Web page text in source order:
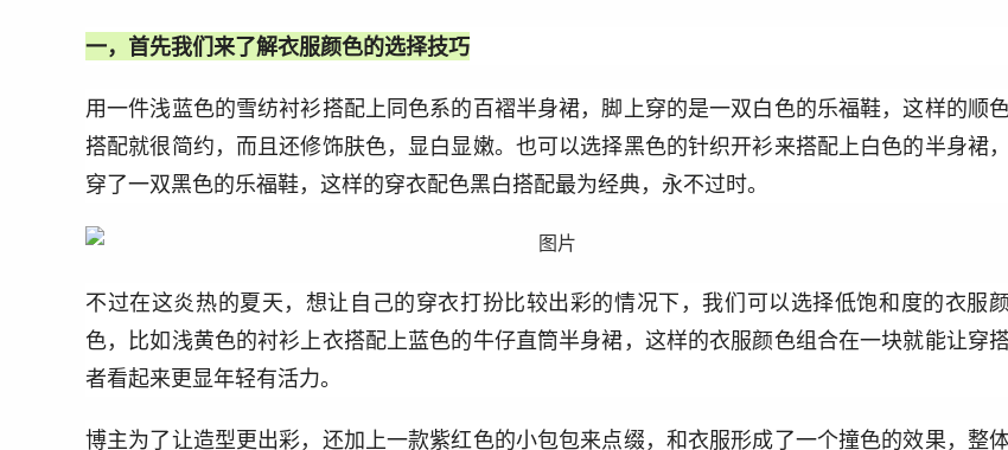
一，首先我们来了解衣服颜色的选择技巧
用一件浅蓝色的雪纺衬衫搭配上同色系的百褶半身裙，脚上穿的是一双白色的乐福鞋，这样的顺
搭配就很简约，而且还修饰肤色，显白显嫩。也可以选择黑色的针织开衫来搭配上白色的半身裙，
穿了一双黑色的乐福鞋，这样的穿衣配色黑白搭配最为经典，永不过时。
不过在这炎热的夏天，想让自己的穿衣打扮比较出彩的情况下，我们可以选择低饱和度的衣服颜
色，比如浅黄色的衬衫上衣搭配上蓝色的牛仔直筒半身裙，这样的衣服颜色组合在一块就能让穿
者看起来更显年轻有活力。
博主为了让造型更出彩，还加上一款紫红色的小包包来点缀，和衣服形成了一个撞色的效果，整